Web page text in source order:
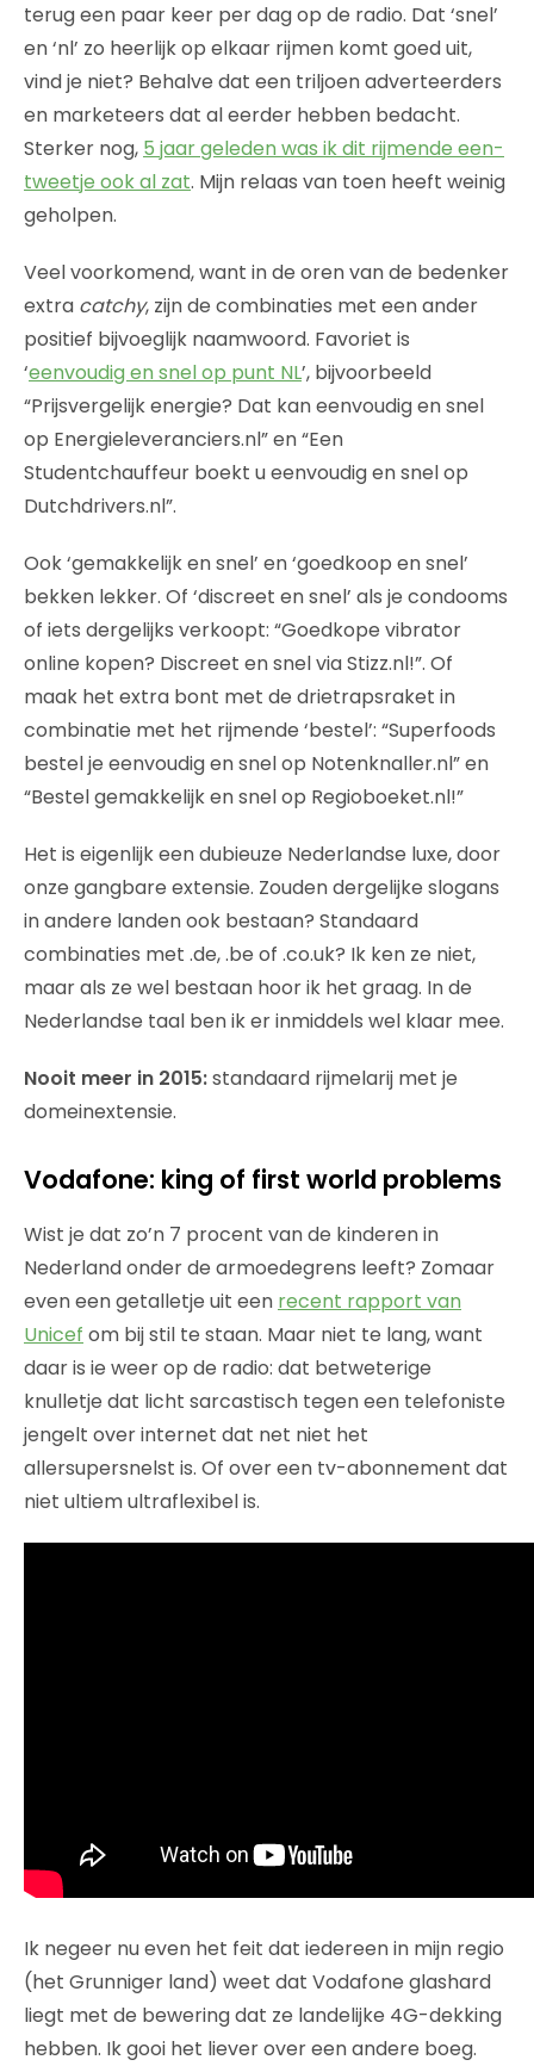
terug een paar keer per dag op de radio. Dat ‘snel’
en ‘nl’ zo heerlijk op elkaar rijmen komt goed uit,
vind je niet? Behalve dat een triljoen adverteerders
en marketeers dat al eerder hebben bedacht.
Sterker nog, 5 jaar geleden was ik dit rijmende een-
tweetje ook al zat. Mijn relaas van toen heeft weinig
geholpen.
Veel voorkomend, want in de oren van de bedenker
extra catchy, zijn de combinaties met een ander
positief bijvoeglijk naamwoord. Favoriet is
‘eenvoudig en snel op punt NL’, bijvoorbeeld
“Prijsvergelijk energie? Dat kan eenvoudig en snel
op Energieleveranciers.nl” en “Een
Studentchauffeur boekt u eenvoudig en snel op
Dutchdrivers.nl”.
Ook ‘gemakkelijk en snel’ en ‘goedkoop en snel’
bekken lekker. Of ‘discreet en snel’ als je condooms
of iets dergelijks verkoopt: “Goedkope vibrator
online kopen? Discreet en snel via Stizz.nl!”. Of
maak het extra bont met de drietrapsraket in
combinatie met het rijmende ‘bestel’: “Superfoods
bestel je eenvoudig en snel op Notenknaller.nl” en
“Bestel gemakkelijk en snel op Regioboeket.nl!”
Het is eigenlijk een dubieuze Nederlandse luxe, door
onze gangbare extensie. Zouden dergelijke slogans
in andere landen ook bestaan? Standaard
combinaties met .de, .be of .co.uk? Ik ken ze niet,
maar als ze wel bestaan hoor ik het graag. In de
Nederlandse taal ben ik er inmiddels wel klaar mee.
Nooit meer in 2015:standaard rijmelarij met je
domeinextensie.
Vodafone: king of first world problems
Wist je dat zo’n 7 procent van de kinderen in
Nederland onder de armoedegrens leeft? Zomaar
even een getalletje uit een recent rapport van
Unicef om bij stil te staan. Maar niet te lang, want
daar is ie weer op de radio: dat betweterige
knulletje dat licht sarcastisch tegen een telefoniste
jengelt over internet dat net niet het
allersupersnelst is. Of over een tv-abonnement dat
niet ultiem ultraflexibel is.
Ik negeer nu even het feit dat iedereen in mijn regio
(het Grunniger land) weet dat Vodafone glashard
liegt met de bewering dat ze landelijke 4G-dekking
hebben. Ik gooi het liever over een andere boeg.